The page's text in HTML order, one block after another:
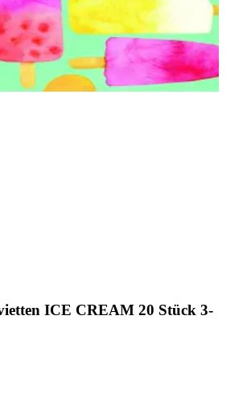
ICE CREAM 20 Stück 3-